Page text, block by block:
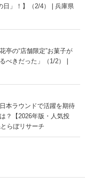
日」！】（2/4） | 兵庫県
亭の“店舗限定”お菓子が
べきだった」（1/2） |
本ラウンドで活躍を期待
？【2026年版・人気投
らぼリサーチ